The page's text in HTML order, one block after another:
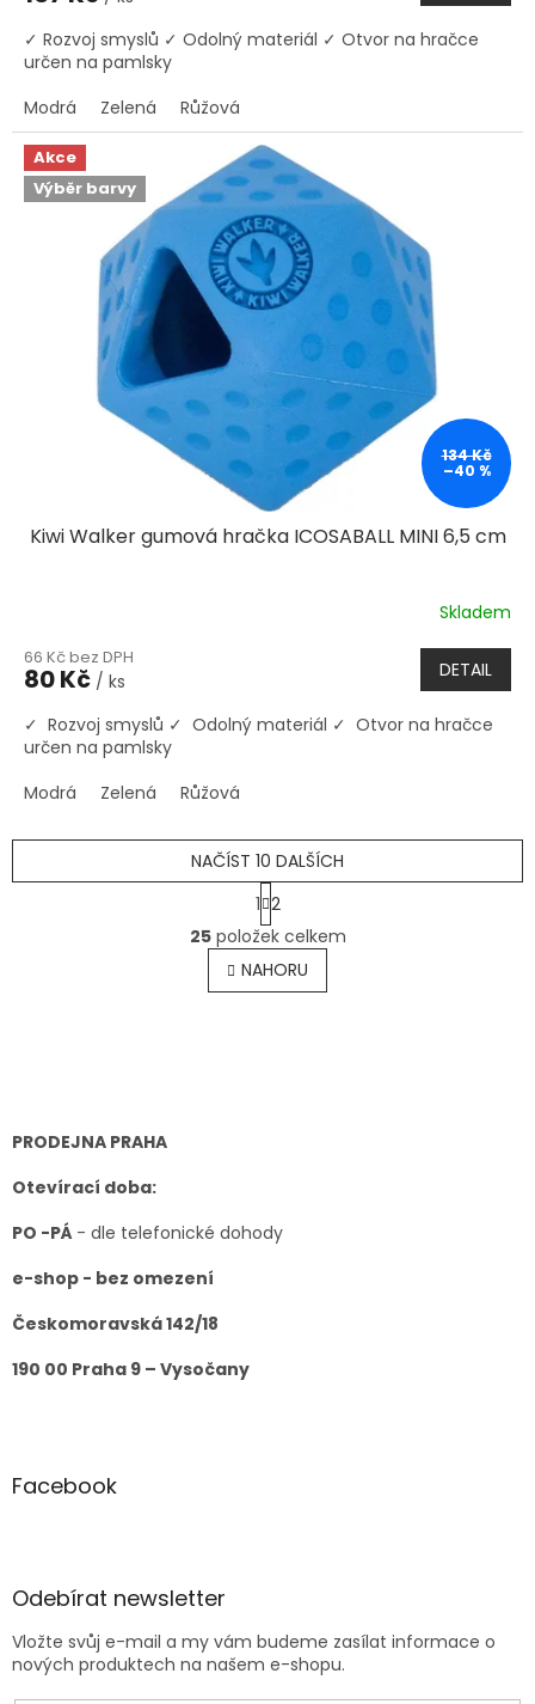
✓ Rozvoj smyslů ✓ Odolný materiál ✓ Otvor na hračce
určen na pamlsky
Modrá
Zelená Růžová
Akce
Výběr barvy
134 Kč
–40 %
Kiwi Walker gumová hračka ICOSABALL MINI 6,5 cm
Skladem
66 Kč bez DPH
80 Kč / ks DETAIL
✓ Rozvoj smyslů ✓ Odolný materiál ✓ Otvor na hračce
určen na pamlsky
Modrá
Zelená Růžová
O
v
l
á
v
ý
NAČÍST 10 DALŠÍCH
S
t
r
á
n
k
1 2
25položek celkem
NAHORU
PRODEJNA PRAHA
Otevírací doba:
PO -PÁ - dle telefonické dohody
e-shop - bez omezení
Českomoravská 142/18
190 00 Praha 9 – Vysočany
Facebook
Odebírat newsletter
Vložte svůj e-mail a my vám budeme zasílat informace o
nových produktech na našem e-shopu.